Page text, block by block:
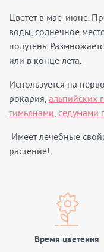
Цветет в мае-июне.
воды, солнечное
полутень.
или в конце лета.
Используется на
рокария, альпийских
тимьянами, седумами
Имеет лечебные
растение!
Время цветения